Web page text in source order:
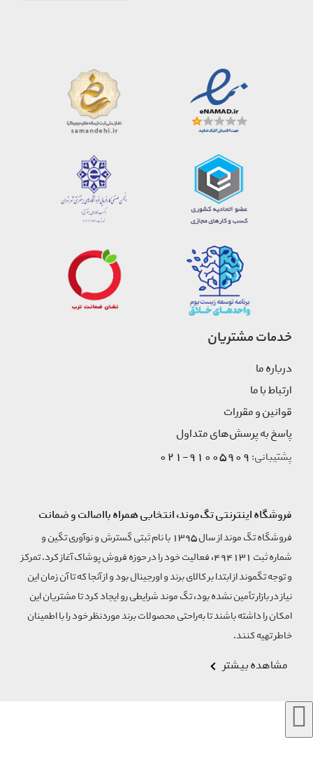
خدمات مشتریان
درباره ما
ارتباط با ما
قوانین و مقررات
پاسخ به پرسش‌های متداول
پشتیبانی:91005909-021
فروشگاه اینترنتی تگ‌موند، انتخابی همراه بااصالت و ضمانت
فروشگاه تگ موند از سال 1395 با نام ثبتی گسترش و نوآوری تگین و
شماره ثبت 494131، فعالیت خود را در حوزه فروش پوشاک آغاز کرد. تمرکز
و توجه تگموند از ابتدا بر کالای برند و اورجینال بود و از آنجا که تا آن زمان این
نیاز در بازار تأمین نشده بود، تگ موند شرایطی رو ایجاد کرد تا مشتریان این
امکان را داشته باشند تا به‌راحتی محصولات برند مورد‌نظر خود را با اطمینان
خاطر تهیه کنند.
مشاهده بیشتر